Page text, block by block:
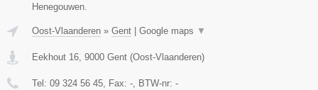
Henegouwen.
Oost-Vlaanderen » Gent Google maps ▼
Eekhout 16, 9000 Gent (Oost-Vlaanderen)
Tel: 09 324 56 45, Fax: -, BTW-nr: -